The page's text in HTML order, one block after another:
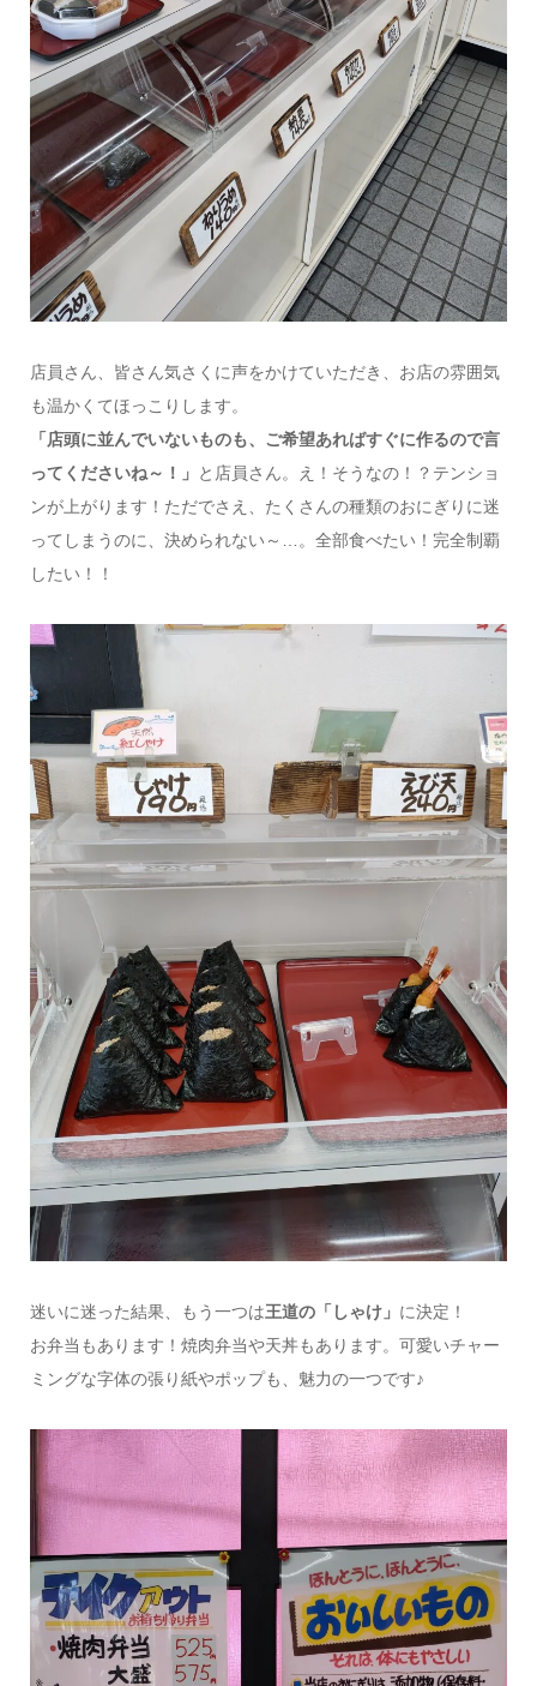
店員さん、皆さん気さくに声をかけていただき、お店の雰囲気
も温かくてほっこりします。
「店頭に並んでいないものも、ご希望あればすぐに作るので言
ってくださいね～！」 と店員さん。え！そうなの！？テンショ
ンが上がります！ただでさえ、たくさんの種類のおにぎりに迷
ってしまうのに、決められない～…。全部食べたい！完全制覇
したい！！
迷いに迷った結果、もう一つは王道の「しゃけ」 に決定！
お弁当もあります！焼肉弁当や天丼もあります。可愛いチャー
ミングな字体の張り紙やポップも、魅力の一つです♪